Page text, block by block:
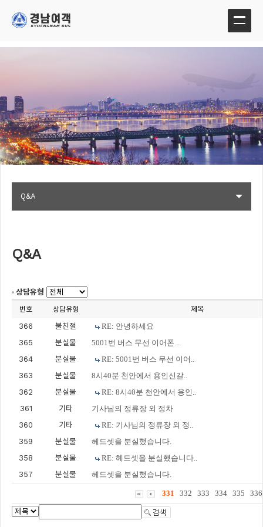
Q&A
Q&A
상담유형
번호 상담유형 제목
366 불친절
RE: 안녕하세요
365
분실물
5001번 버스 무선 이어폰 ..
364
분실물
RE: 5001번 버스 무선 이어..
363
분실물
8시40분 천안에서 용인신갈..
362
분실물
RE: 8시40분 천안에서 용인..
361
기타
기사님의 정류장 외 정차
360
기타
RE: 기사님의 정류장 외 정..
359
분실물
헤드셋을 분실했습니다.
358
분실물
RE: 헤드셋을 분실했습니다..
357
분실물 헤드셋을 분실했습니다.
331 332 333 334 335 336